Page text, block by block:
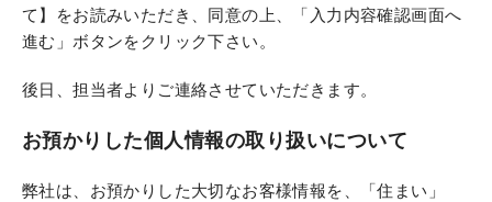
て】をお読みいただき、同意の上、「入力内容確認画面へ
進む」ボタンをクリック下さい。
後日、担当者よりご連絡させていただきます。
お預かりした個人情報の取り扱いについて
弊社は、お預かりした大切なお客様情報を、「住まい」